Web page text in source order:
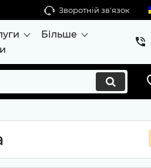
Зворотній зв'язок
Більше